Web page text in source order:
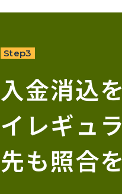
Step3
入金消込
イレギュ
先も照合